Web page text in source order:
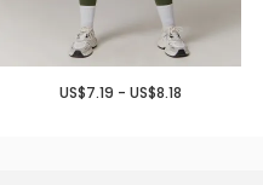
US$7.19 - US$8.18